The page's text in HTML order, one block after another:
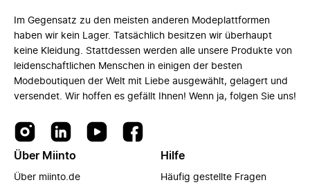
Im Gegensatz zu den meisten anderen Modeplattformen
haben wir kein Lager. Tatsächlich besitzen wir überhaupt
keine Kleidung. Stattdessen werden alle unsere Produkte von
leidenschaftlichen Menschen in einigen der besten
Modeboutiquen der Welt mit Liebe ausgewählt, gelagert und
versendet. Wir hoffen es gefällt Ihnen! Wenn ja, folgen Sie uns!
Über Miinto
Über miinto.de
Hilfe
Häufig gestellte Fragen